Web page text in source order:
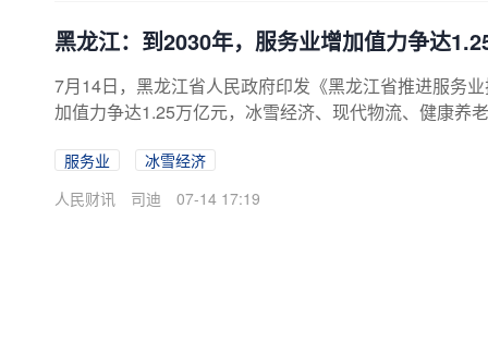
黑龙江：到2030年，服务业增加值力争达
7月14日，黑龙江省人民政府印发《黑龙江省推进服务
加值力争达1.25万亿元，冰雪经济、现代物流、健康养
服务业
冰雪经济
人民财讯
司迪 07-14 17:19